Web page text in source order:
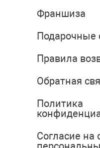
Франшиза
Подарочные
Правила
Обратная
Политика
Согласие на